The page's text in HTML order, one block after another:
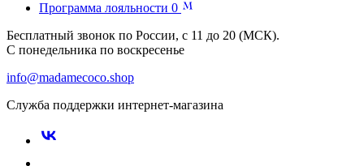
Программа лояльности 0
Бесплатный звонок по России, с 11 до 20 (МСК).
С понедельника по воскресенье
info@madamecoco.shop
Служба поддержки интернет-магазина